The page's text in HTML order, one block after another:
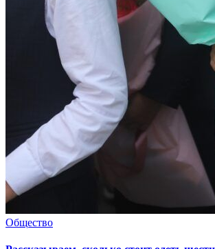
Общество